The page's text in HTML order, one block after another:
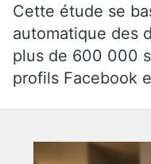
Cette étude se
automatique des
plus de 600 000
profils Facebook